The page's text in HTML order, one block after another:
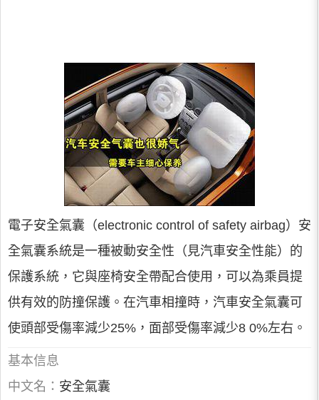
電子安全氣囊（electronic control of safety airbag）安
全氣囊系統是一種被動安全性（見汽車安全性能）的
保護系統，它與座椅安全帶配合使用，可以為乘員提
供有效的防撞保護。在汽車相撞時，汽車安全氣囊可
使頭部受傷率減少25%，面部受傷率減少8 0%左右。
基本信息
中文名： 安全氣囊